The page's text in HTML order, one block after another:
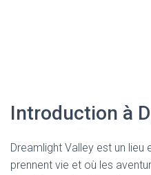
Introduction à
Dreamlight Valley est un lieu
prennent vie et où les